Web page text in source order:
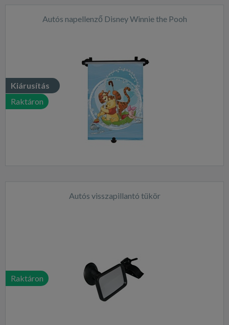
Autós napellenző Disney Winnie the Pooh
Kiárusítás
Raktáron
Autós visszapillantó tükör
Raktáron